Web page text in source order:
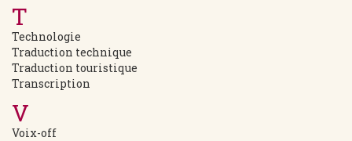
T
Technologie
Traduction technique
Traduction touristique
Transcription
V
Voix-off